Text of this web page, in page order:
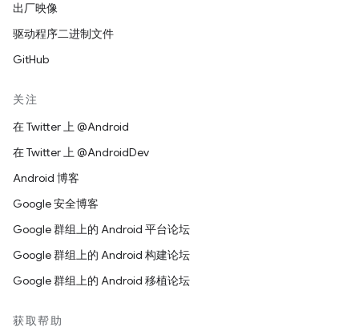
出厂映像
驱动程序二进制文件
GitHub
关注
在 Twitter 上 @Android
在 Twitter 上 @AndroidDev
Android 博客
Google 安全博客
Google 群组上的 Android 平台论坛
Google 群组上的 Android 构建论坛
Google 群组上的 Android 移植论坛
获取帮助